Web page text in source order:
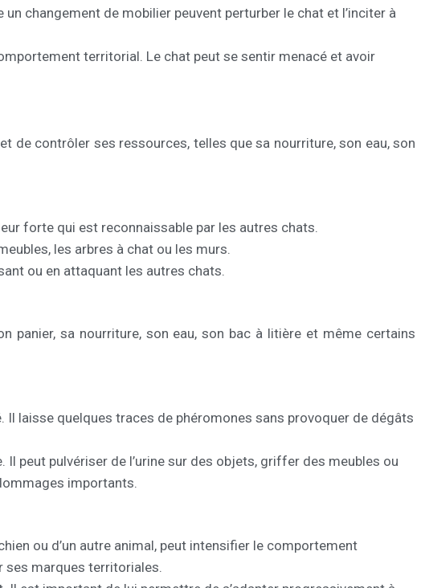
un changement de mobilier peuvent perturber le chat et l’inciter à
territorial. Le chat peut se sentir menacé et avoir
de contrôler ses ressources, telles que sa nourriture, son eau, son
forte qui est reconnaissable par les autres chats.
les arbres à chat ou les murs.
ou en attaquant les autres chats.
sa nourriture, son eau, son bac à litière et même certains
laisse quelques traces de phéromones sans provoquer de dégâts
peut pulvériser de l’urine sur des objets, griffer des meubles ou
importants.
ou d’un autre animal, peut intensifier le comportement
ses marques territoriales.